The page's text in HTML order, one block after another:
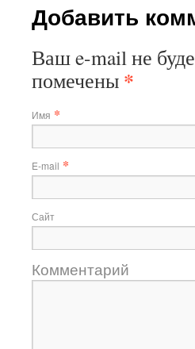
Добавить
Ваш e-mail не
помечены *
Имя *
E-mail *
Сайт
Комментарий